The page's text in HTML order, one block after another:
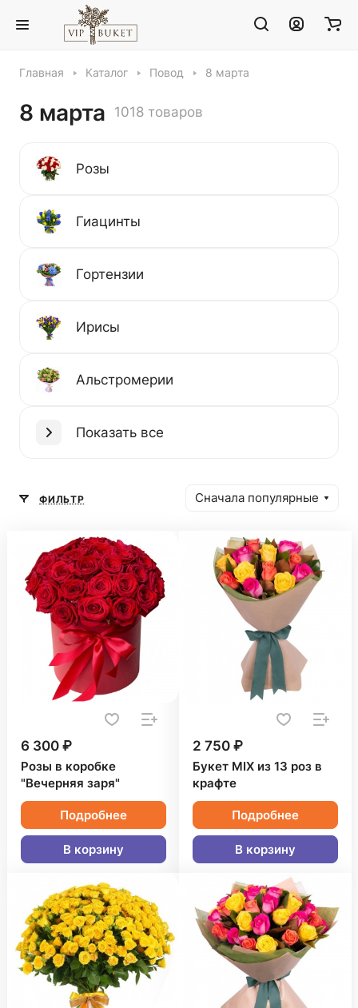
Главная Каталог Повод 8 марта
8 марта 1018 товаров
Розы
Гиацинты
Гортензии
Ирисы
Альстромерии
Показать все
ФИЛЬТР Сначала популярные
6 300 ₽
Розы в коробке
"Вечерняя заря"
Подробнее
В корзину
2 750 ₽
Букет MIX из 13 роз в
крафте
Подробнее
В корзину